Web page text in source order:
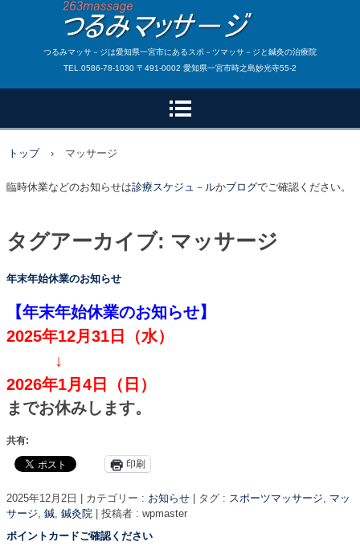
つるみマッサ－ジは愛知県一宮市にあるスポ－ツマッサ－ジと鍼灸の治療院
TEL.0586-78-1030 〒491-0002 愛知県一宮市時之島妙光寺55-2
トップ › マッサージ
臨時休業などのお知らせは診療スケジュ－ルかブログでご確認ください。
タグアーカイブ: マッサージ
年末年始休業のお知らせ
【年末年始休業のお知らせ】
2025年12月31日（水）
↓
2026年1月4日（日）
までお休みします。
共有:
印刷
2025年12月2日 カテゴリー : お知らせ タグ : スポーツマッサージ
マッ
サージ 鍼 鍼灸院
投稿者 : wpmaster
ポイントカードご確認ください